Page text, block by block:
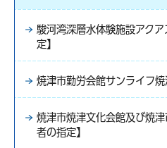
駿河湾深層水体験施設アク
定】
焼津市勤労会館サンライフ焼
焼津市焼津文化会館及び焼
者の指定】